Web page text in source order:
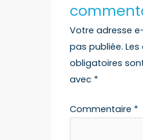
Votre adresse
pas publiée.
obligatoires
avec *
Commentaire *